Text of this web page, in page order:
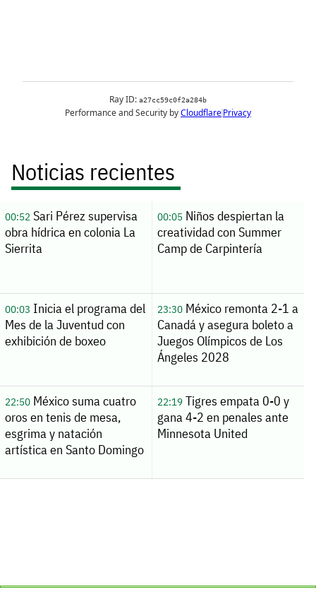
Noticias recientes
00:52Sari Pérez supervisa
obra hídrica en colonia La
Sierrita
00:05Niños despiertan la
creatividad con Summer
Camp de Carpintería
00:03 Inicia el programa del
Mes de la Juventud con
exhibición de boxeo
23:30México remonta 2-1 a
Canadá y asegura boleto a
Juegos Olímpicos de Los
Ángeles 2028
22:50México suma cuatro
oros en tenis de mesa,
esgrima y natación
artística en Santo Domingo
22:19Tigres empata 0-0 y
gana 4-2 en penales ante
Minnesota United